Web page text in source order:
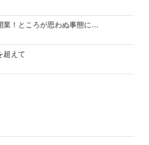
業！ところが思わぬ事態に…
超えて